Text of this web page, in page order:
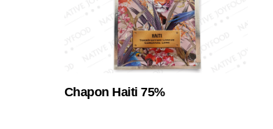
Chapon Haiti 75%